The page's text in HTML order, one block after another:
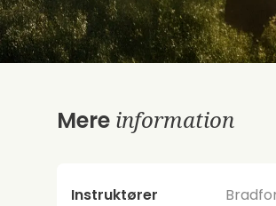
Mere information
Instruktører